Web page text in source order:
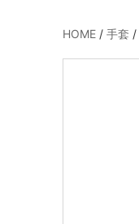
HOME / 手套 /